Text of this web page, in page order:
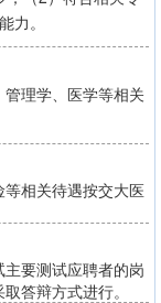
力。
管理学、医学等相关
相关待遇按交大医
要测试应聘者的岗
答辩方式进行。